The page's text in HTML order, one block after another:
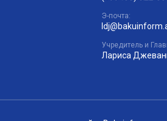
Э-почта:
Учредитель и
Лариса